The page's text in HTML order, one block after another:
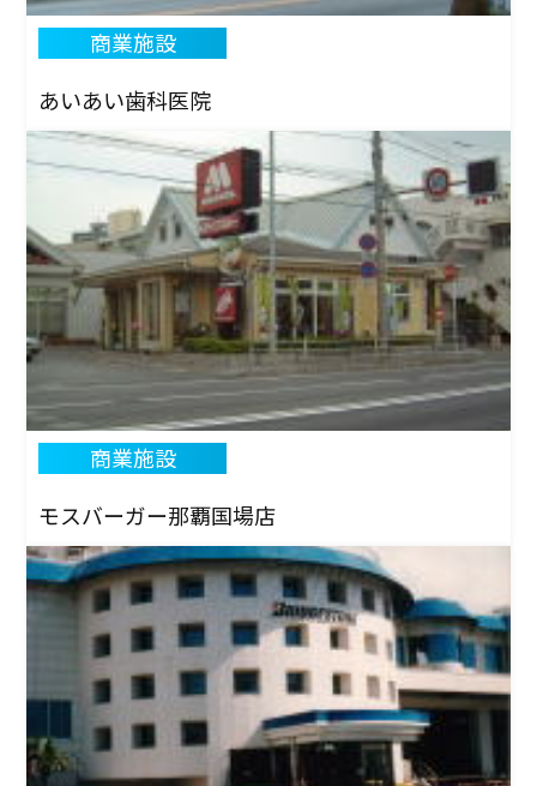
商業施設
あいあい歯科医院
商業施設
モスバーガー那覇国場店